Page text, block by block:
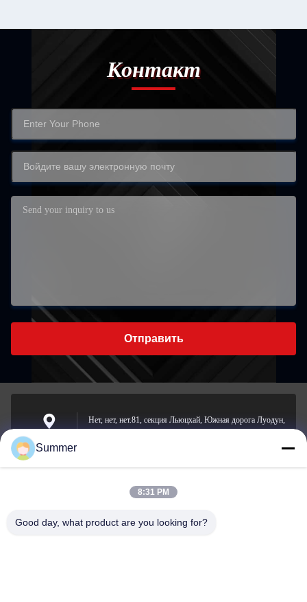
Контакт
Отправить
Нет, нет, нет.81, секция Льюцхай, Южная дорога Луодун,
Электронная
почта
Summer
8:31 PM
Good day, what product are you looking for?